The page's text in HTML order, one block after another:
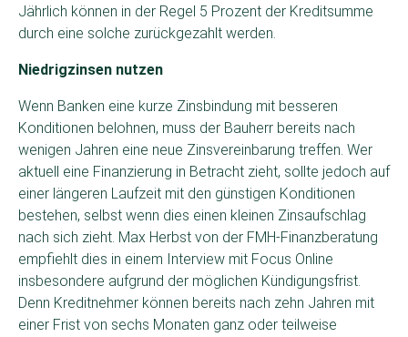
Jährlich können in der Regel 5 Prozent der Kreditsumme
durch eine solche zurückgezahlt werden.
Niedrigzinsen nutzen
Wenn Banken eine kurze Zinsbindung mit besseren
Konditionen belohnen, muss der Bauherr bereits nach
wenigen Jahren eine neue Zinsvereinbarung treffen. Wer
aktuell eine Finanzierung in Betracht zieht, sollte jedoch auf
einer längeren Laufzeit mit den günstigen Konditionen
bestehen, selbst wenn dies einen kleinen Zinsaufschlag
nach sich zieht. Max Herbst von der FMH-Finanzberatung
empfiehlt dies in einem Interview mit Focus Online
insbesondere aufgrund der möglichen Kündigungsfrist.
Denn Kreditnehmer können bereits nach zehn Jahren mit
einer Frist von sechs Monaten ganz oder teilweise